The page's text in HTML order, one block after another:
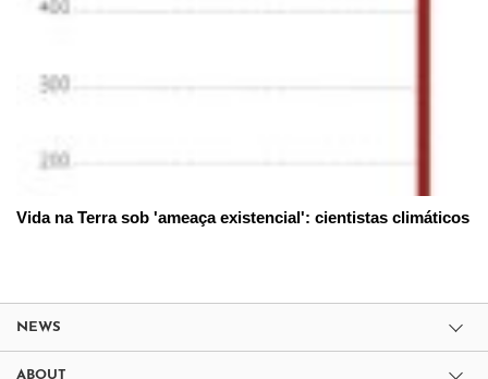
Vida na Terra sob 'ameaça existencial': cientistas climáticos
NEWS
ABOUT